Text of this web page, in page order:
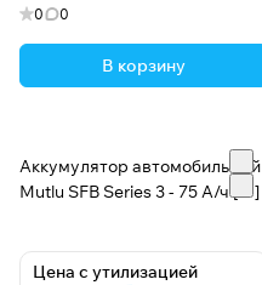
0 0
В корзину
Аккумулятор автомобильный
Mutlu SFB Series 3 - 75 А/ч [+-]
Цена с утилизацией